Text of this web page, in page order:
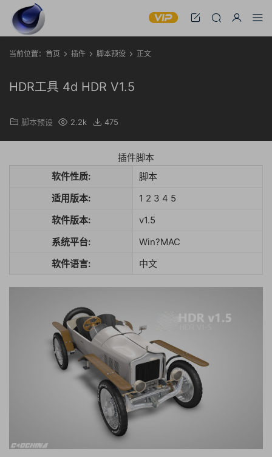
当前位置： 首页 插件 脚本预设 正文
HDR工具 4d HDR V1.5
脚本预设 2.2k 475
插件脚本
软件性质:
脚本
适用版本:
1 2 3 4 5
软件版本:
v1.5
系统平台:
Win?MAC
软件语言:
中文